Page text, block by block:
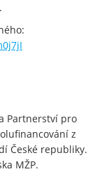
Partnerství pro
z
České republiky.
MŽP.